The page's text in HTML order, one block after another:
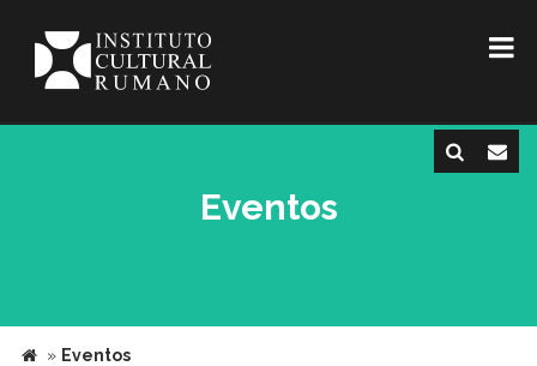
Eventos
» Eventos